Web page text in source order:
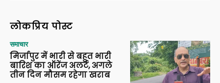
लोकप्रिय पोस्ट
समाचार
मिर्जापुर में भारी से बहुत भारी
बारिश का ऑरेंज अलर्ट, अगले
तीन दिन मौसम रहेगा खराब